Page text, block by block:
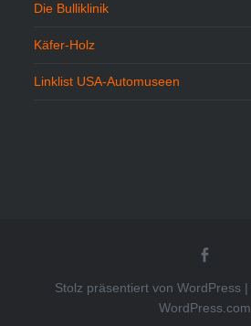
Die Bulliklinik
Käfer-Holz
Linklist USA-Automuseen
FB
Stolz präsentiert von WordPress |
WordPress.com